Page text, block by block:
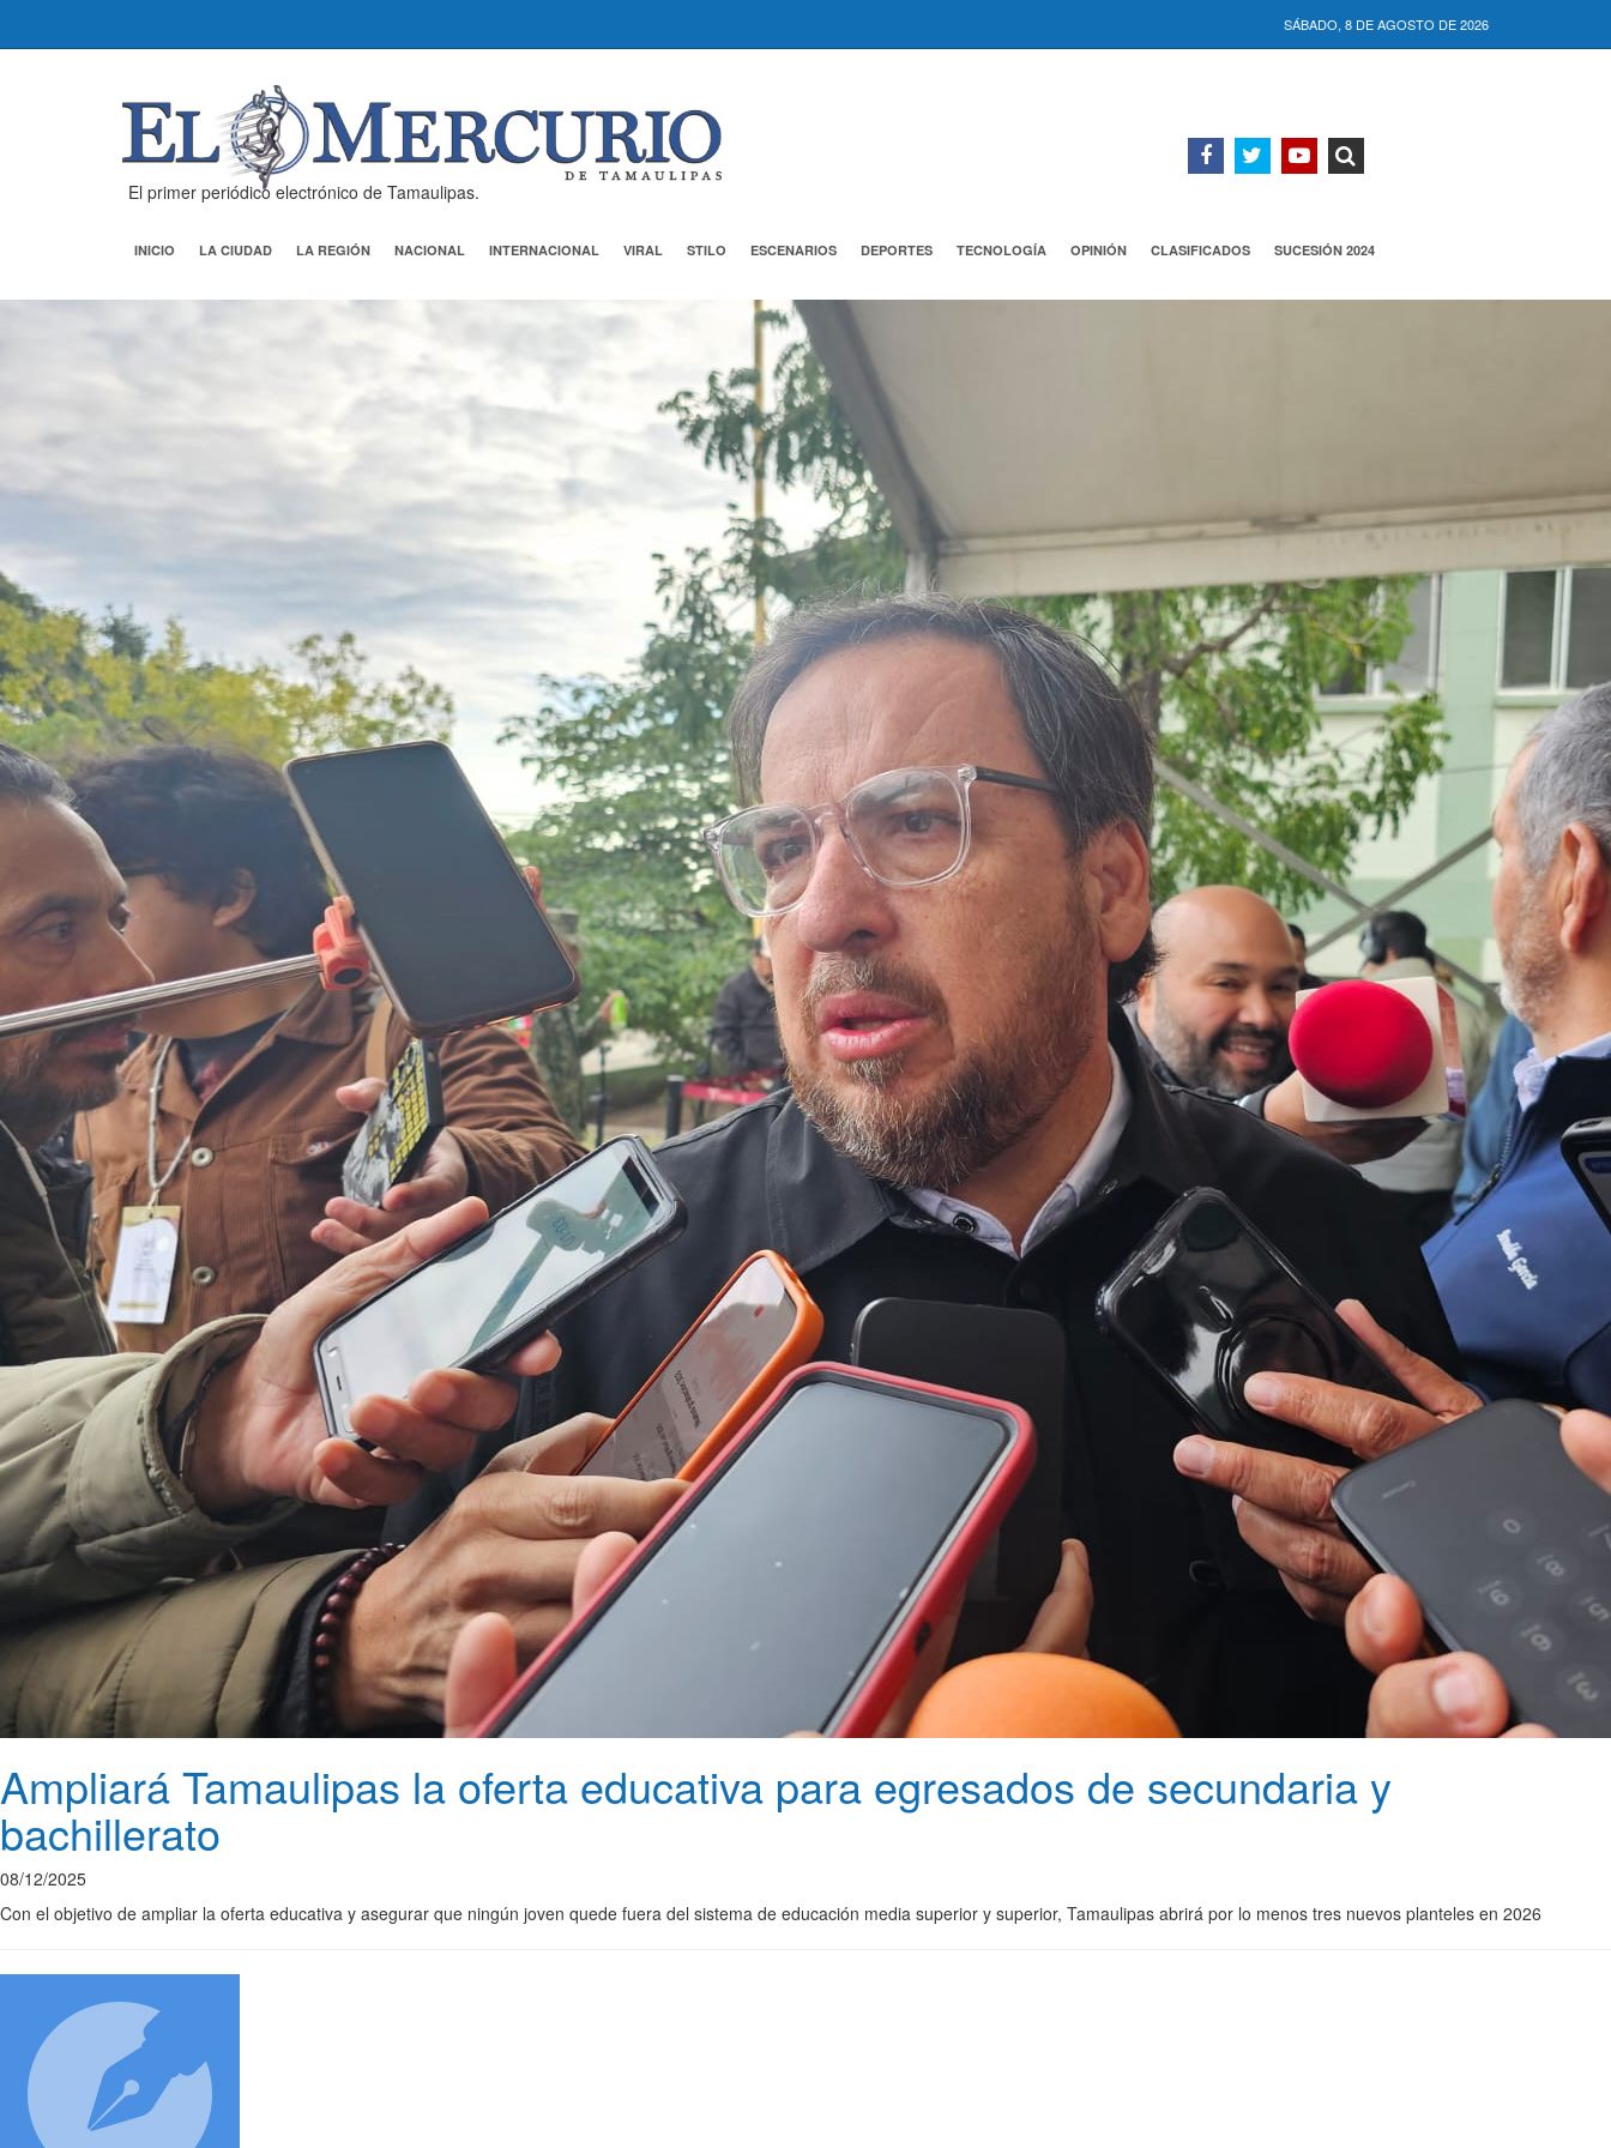
SÁBADO, 8 DE AGOSTO DE 2026
El primer periódico electrónico de Tamaulipas.
INICIO LA CIUDAD LA REGIÓN NACIONAL INTERNACIONAL VIRAL STILO ESCENARIOS DEPORTES TECNOLOGÍA OPINIÓN CLASIFICADOS SUCESIÓN 2024
Ampliará Tamaulipas la oferta educativa para egresados de secundaria y
bachillerato
08/12/2025
Con el objetivo de ampliar la oferta educativa y asegurar que ningún joven quede fuera del sistema de educación media superior y superior, Tamaulipas abrirá por lo menos tres nuevos planteles en 2026